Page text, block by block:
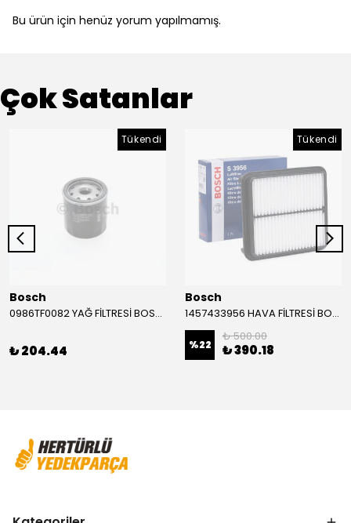
Bu ürün için henüz yorum yapılmamış.
Çok Satanlar
Tükendi
Bosch
0986TF0082 YAĞ FİLTRESİ BOSCH
₺ 204.44
Tükendi
Bosch
1457433956 HAVA FİLTRESİ BOSCH
%22
₺ 500.00
₺ 390.18